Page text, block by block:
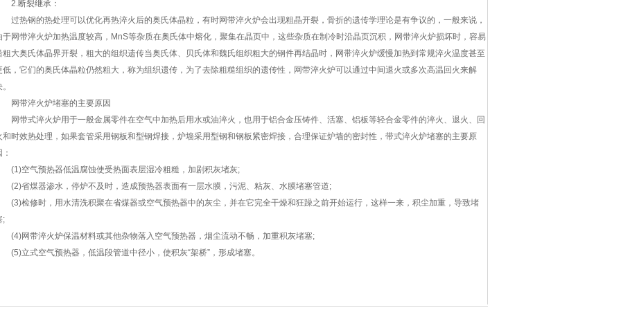
断裂继承：
热钢的热处理可以优化再热淬火后的奥氏体晶粒，有时网带淬火炉会出现粗晶开裂，骨折的遗传学理论是有争议的，一般来说，
于网带淬火炉加热温度较高，MnS等杂质在奥氏体中熔化，聚集在晶页中，这些杂质在制冷时沿晶页沉积，网带淬火炉损坏时，容易
粗大奥氏体晶界开裂，粗大的组织遗传当奥氏体、贝氏体和魏氏组织粗大的钢件再结晶时，网带淬火炉缓慢加热到常规淬火温度甚至
低，它们的奥氏体晶粒仍然粗大，称为组织遗传，为了去除粗糙组织的遗传性，网带淬火炉可以通过中间退火或多次高温回火来解
带淬火炉堵塞的主要原因
带式淬火炉用于一般金属零件在空气中加热后用水或油淬火，也用于铝合金压铸件、活塞、铝板等轻合金零件的淬火、退火、回
和时效热处理，如果套管采用钢板和型钢焊接，炉墙采用型钢和钢板紧密焊接，合理保证炉墙的密封性，带式淬火炉堵塞的主要原
空气预热器低温腐蚀使受热面表层湿冷粗糙，加剧积灰堵灰;
省煤器渗水，停炉不及时，造成预热器表面有一层水膜，污泥、粘灰、水膜堵塞管道;
检修时，用水清洗积聚在省煤器或空气预热器中的灰尘，并在它完全干燥和狂躁之前开始运行，这样一来，积尘加重，导致堵
;
网带淬火炉保温材料或其他杂物落入空气预热器，烟尘流动不畅，加重积灰堵塞;
立式空气预热器，低温段管道中径小，使积灰“架桥”，形成堵塞。